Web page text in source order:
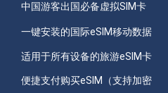
中国游客出国必备虚拟SIM卡
一键安装的国际eSIM移动数据
适用于所有设备的旅游eSIM卡
便捷支付购买eSIM（支持加密